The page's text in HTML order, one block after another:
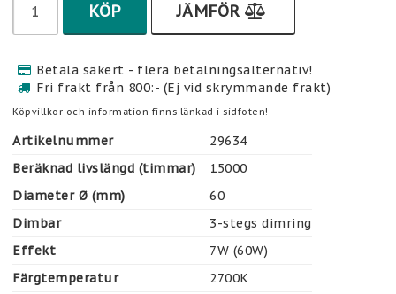
KÖP JÄMFÖR
Betala säkert - flera betalningsalternativ!
Fri frakt från 800:- (Ej vid skrymmande frakt)
Köpvillkor och information finns länkad i sidfoten!
Artikelnummer
29634
Beräknad livslängd (timmar)
15000
Diameter Ø (mm)
60
Dimbar
3-stegs dimring
Effekt
7W (60W)
Färgtemperatur
2700K